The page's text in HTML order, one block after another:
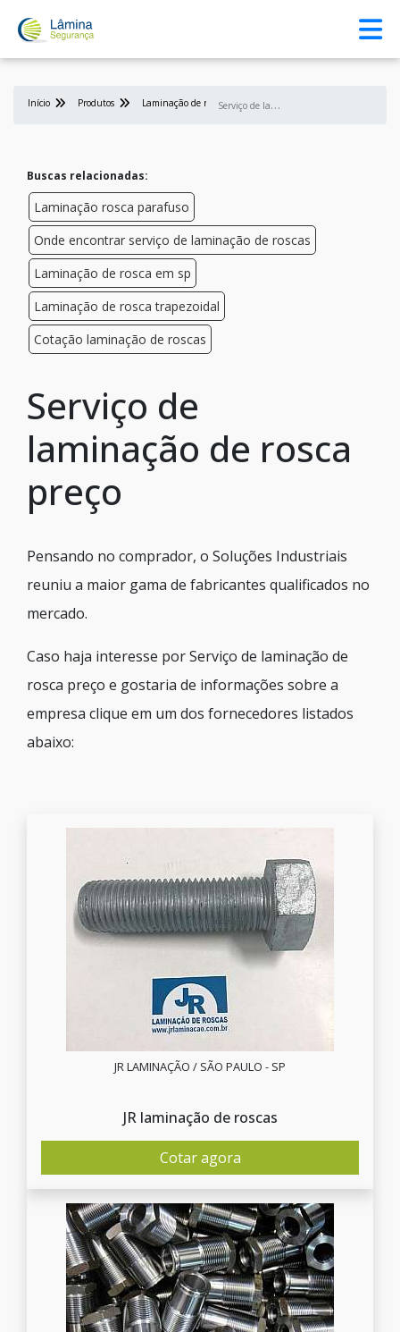
Início Produtos Laminação de rosca S
erviço de laminação de rosca preço
Buscas relacionadas:
Laminação rosca parafuso
Onde encontrar serviço de laminação de roscas
Laminação de rosca em sp
Laminação de rosca trapezoidal
Cotação laminação de roscas
Serviço de
laminação de rosca
preço
Pensando no comprador, o Soluções Industriais
reuniu a maior gama de fabricantes qualificados no
mercado.
Caso haja interesse por Serviço de laminação de
rosca preço e gostaria de informações sobre a
empresa clique em um dos fornecedores listados
abaixo:
JR LAMINAÇÃO / SÃO PAULO - SP
JR laminação de roscas
Cotar agora